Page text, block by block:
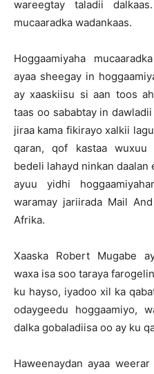
wareegtay taladii
mucaaradka wadankaas.
Hoggaamiyaha
ayaa sheegay in
ay xaaskiisu si aan toos
taas oo sababtay in
jiraa kama fikirayo xalkii
qaran, qof kastaa wuxuu
bedeli lahayd ninkan daalan
ayuu yidhi
waramay jariirada Mail
Afrika.
Xaaska Robert Mugabe
waxa isa soo taraya
ku hayso, iyadoo xil ka
odaygeedu hoggaamiyo,
dalka gobaladiisa oo ay ku
Haweenaydan ayaa